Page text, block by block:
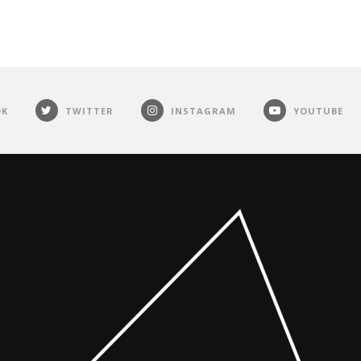
TWITTER INSTAGRAM YOUTUBE